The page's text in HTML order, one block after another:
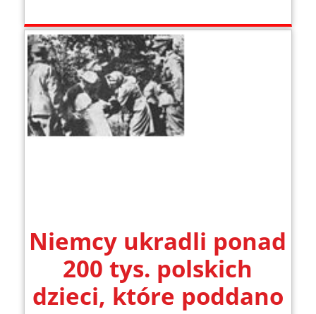
Niemcy ukradli ponad
200 tys. polskich
dzieci, które poddano